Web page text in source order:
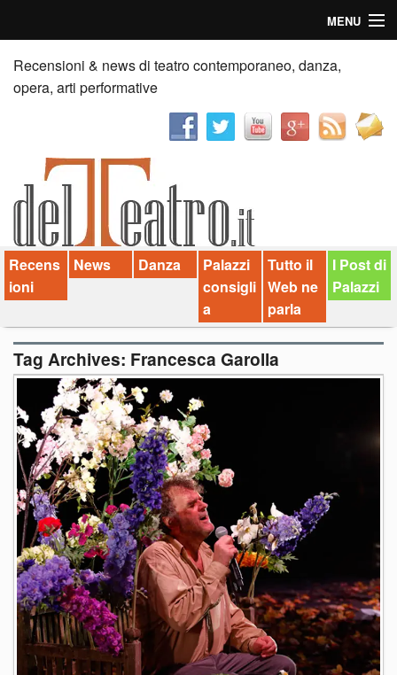
MENU
Home
Recensioni
News
Palazzi consiglia
Video
Chi siamo
Contatti
dT in English
Recensioni & news di teatro contemporaneo, danza,
opera, arti performative
Recens
ioni
News Danza
Palazzi
consigli
a
Tutto il
Web ne
parla
I Post di
Palazzi
Tag Archives: Francesca Garolla